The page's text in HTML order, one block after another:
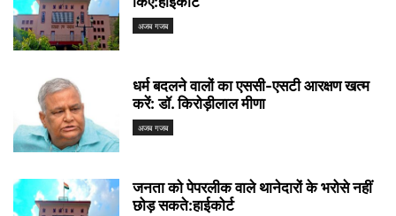
अजब गजब
धर्म बदलने वालों का एससी-एसटी आरक्षण खत्म
करें: डॉ. किरोड़ीलाल मीणा
अजब गजब
जनता को पेपरलीक वाले थानेदारों के भरोसे नहीं
छोड़ सकते:हाईकोर्ट